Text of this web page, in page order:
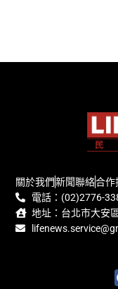
關於我們新聞聯絡合作
電話：(02)2776-
地址：台北市大安